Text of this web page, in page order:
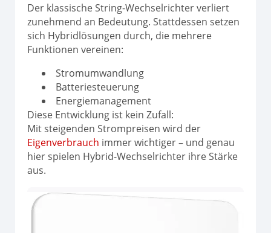
Der klassische String-Wechselrichter verliert
zunehmend an Bedeutung. Stattdessen setzen
sich Hybridlösungen durch, die mehrere
Funktionen vereinen:
Stromumwandlung
Batteriesteuerung
Energiemanagement
Diese Entwicklung ist kein Zufall:
Mit steigenden Strompreisen wird der
Eigenverbrauch immer wichtiger – und genau
hier spielen Hybrid-Wechselrichter ihre Stärke
aus.